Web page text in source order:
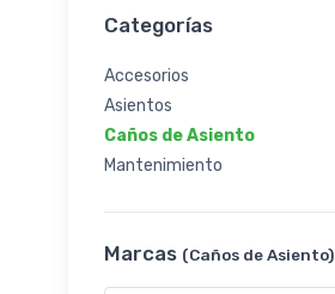
Categorías
Accesorios
Asientos
Caños de Asiento
Mantenimiento
Marcas (Caños de Asiento)